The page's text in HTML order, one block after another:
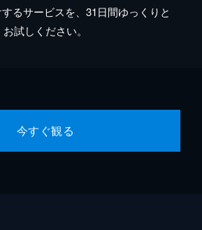
るサービスを、31日間ゆっくりと
お試しください。
今すぐ観る